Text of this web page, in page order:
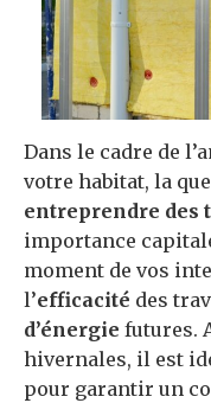
Dans le cadre de
votre habitat, la
entreprendre des
importance
moment de vos
l’efficacité des
d’énergie futures.
hivernales, il est
pour garantir un